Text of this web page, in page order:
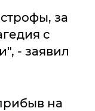
за
с
- заявил
на